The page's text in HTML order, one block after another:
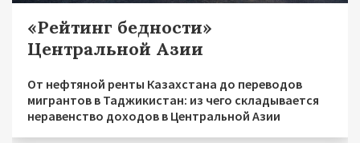
«Рейтинг бедности»
Центральной Азии
От нефтяной ренты Казахстана до переводов
мигрантов в Таджикистан: из чего складывается
неравенство доходов в Центральной Азии